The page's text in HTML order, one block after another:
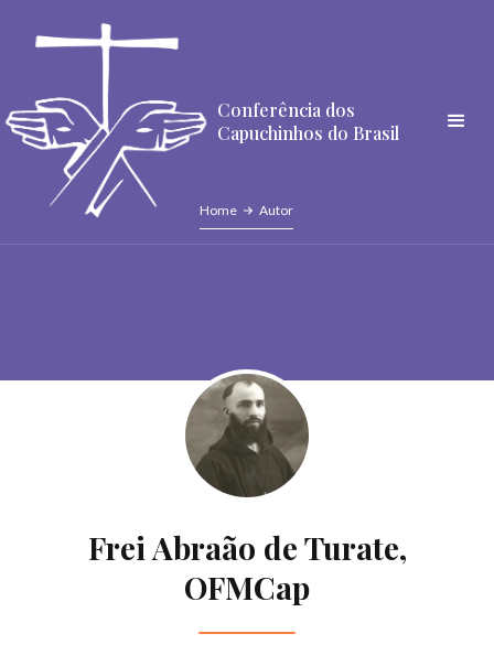
Conferência dos
Capuchinhos do Brasil
Home Autor
Frei Abraão de Turate,
OFMCap